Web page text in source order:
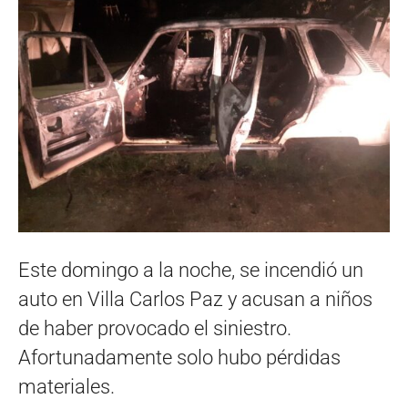
Este domingo a la noche, se incendió un
auto en Villa Carlos Paz y acusan a niños
de haber provocado el siniestro.
Afortunadamente solo hubo pérdidas
materiales.